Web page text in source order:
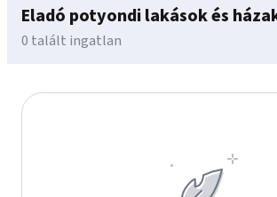
Eladó potyondi lakások és
0 talált ingatlan